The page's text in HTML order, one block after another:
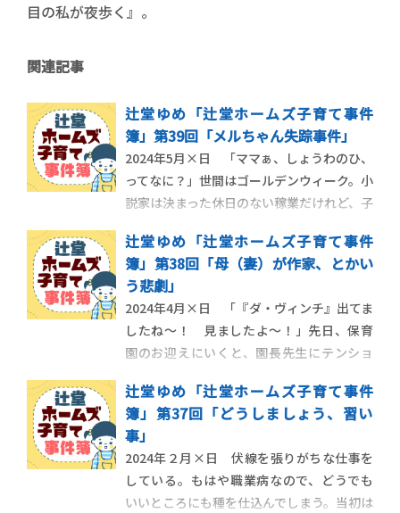
目の私が夜歩く』。
関連記事
辻堂ゆめ「辻堂ホームズ子育て事件
簿」第39回「メルちゃん失踪事件」
2024年5月×日 「ママぁ、しょうわのひ、
ってなに？」世間はゴールデンウィーク。小
説家は決まった休日のない稼業だけれど、子
上、連休はカレンダーどおりに訪れる。
「昭和天皇、っていう人のお誕生日だよ」
「しょうわてんのう、ってだれ？」「偉い
人だよ。だから幼稚園がお休みになるんだ
よ」「ふ
辻堂ゆめ「辻堂ホームズ子育て事件
簿」第38回「母（妻）が作家、とかい
う悲劇」
2024年4月×日 「『ダ・ヴィンチ』出てま
したね～！ 見ましたよ～！」先日、保育
園のお迎えにいくと、園長先生にテンショ
保育園に通い始めてから、早１年になる。
私の職業が「執筆業」であることについて
は、入園前面談の時点で明かしていた。
「お母さん、お仕事は？」「ええと、文章
を書く仕事で
辻堂ゆめ「辻堂ホームズ子育て事件
簿」第37回「どうしましょう、習い
事」
2024年２月×日 伏線を張りがちな仕事を
している。もはや職業病なので、どうでも
いいところにも種を仕込んでしまう。当初は